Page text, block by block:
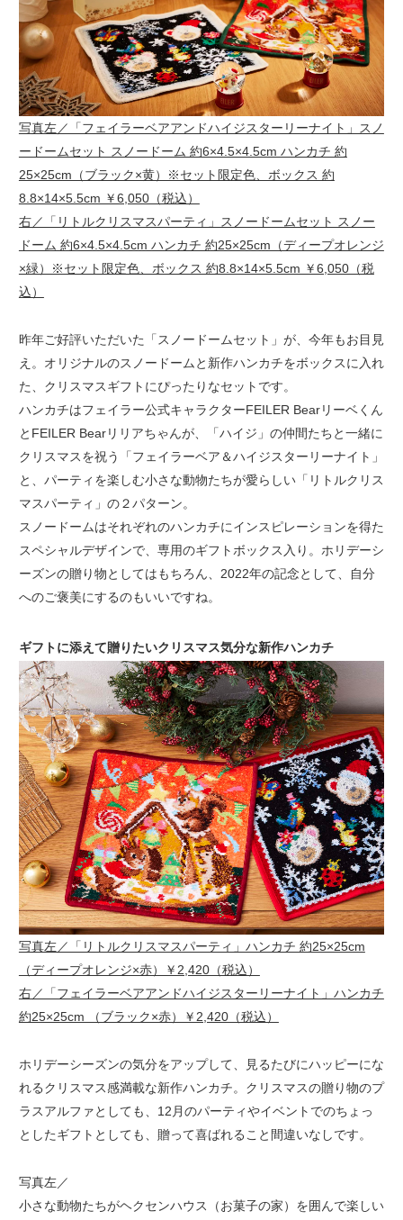
写真左／「フェイラーベアアンドハイジスターリーナイト」スノ
ードームセット スノードーム 約6×4.5×4.5cm ハンカチ 約
25×25cm（ブラック×黄）※セット限定色、ボックス 約
8.8×14×5.5cm ￥6,050（税込）
右／「リトルクリスマスパーティ」スノードームセット スノー
ドーム 約6×4.5×4.5cm ハンカチ 約25×25cm（ディープオレンジ
×緑）※セット限定色、ボックス 約8.8×14×5.5cm ￥6,050（税
込）
昨年ご好評いただいた「スノードームセット」が、今年もお目見
え。オリジナルのスノードームと新作ハンカチをボックスに入れ
た、クリスマスギフトにぴったりなセットです。
ハンカチはフェイラー公式キャラクターFEILER Bearリーベくん
とFEILER Bearリリアちゃんが、「ハイジ」の仲間たちと一緒に
クリスマスを祝う「フェイラーベア＆ハイジスターリーナイト」
と、パーティを楽しむ小さな動物たちが愛らしい「リトルクリス
マスパーティ」の２パターン。
スノードームはそれぞれのハンカチにインスピレーションを得た
スペシャルデザインで、専用のギフトボックス入り。ホリデーシ
ーズンの贈り物としてはもちろん、2022年の記念として、自分
へのご褒美にするのもいいですね。
ギフトに添えて贈りたいクリスマス気分な新作ハンカチ
写真左／「リトルクリスマスパーティ」ハンカチ 約25×25cm
（ディープオレンジ×赤）￥2,420（税込）
右／「フェイラーベアアンドハイジスターリーナイト」ハンカチ
約25×25cm （ブラック×赤）￥2,420（税込）
ホリデーシーズンの気分をアップして、見るたびにハッピーにな
れるクリスマス感満載な新作ハンカチ。クリスマスの贈り物のプ
ラスアルファとしても、12月のパーティやイベントでのちょっ
としたギフトとしても、贈って喜ばれること間違いなしです。
写真左／
小さな動物たちがヘクセンハウス（お菓子の家）を囲んで楽しい